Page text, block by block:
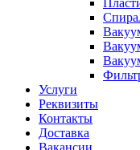
Услуги
Реквизиты
Контакты
Доставка
Вакансии